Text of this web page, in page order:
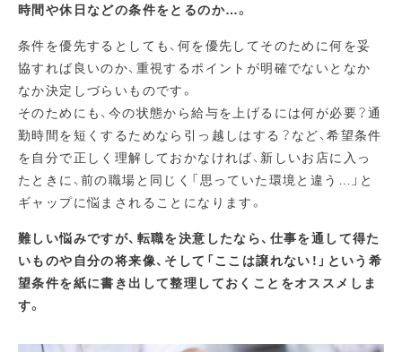
時間や休日などの条件をとるのか…。
条件を優先するとしても、何を優先してそのために何を妥
協すれば良いのか、重視するポイントが明確でないとなか
なか決定しづらいものです。
そのためにも、今の状態から給与を上げるには何が必要？通
勤時間を短くするためなら引っ越しはする？など、希望条件
を自分で正しく理解しておかなければ、新しいお店に入っ
たときに、前の職場と同じく「思っていた環境と違う…」と
ギャップに悩まされることになります。
難しい悩みですが、転職を決意したなら、仕事を通して得た
いものや自分の将来像、そして「ここは譲れない！」という希
望条件を紙に書き出して整理しておくことをオススメしま
す。